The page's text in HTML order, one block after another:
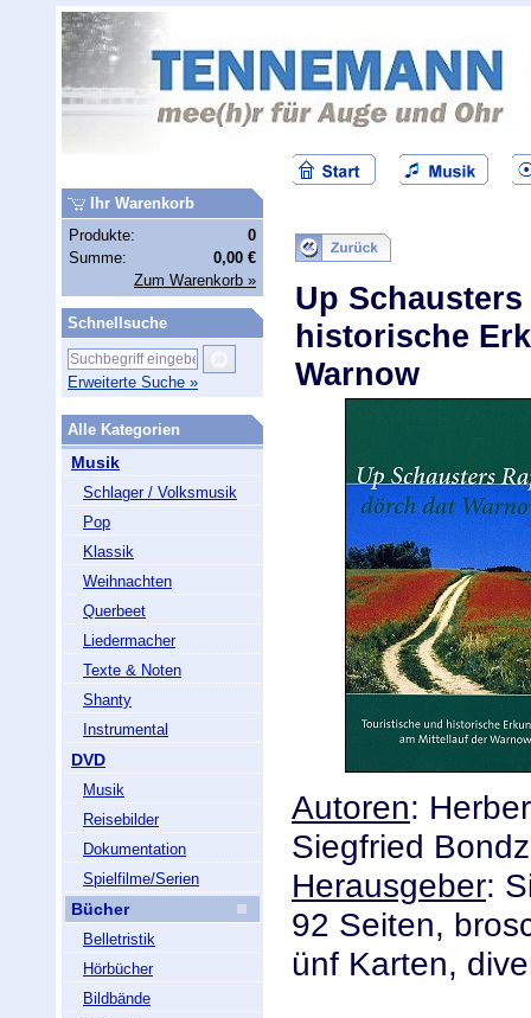
Ihr Warenkorb
Produkte:
0
Summe:
0,00 €
Zum Warenkorb »
Schnellsuche
Erweiterte Suche »
Alle Kategorien
Musik
Schlager / Volksmusik
Pop
Klassik
Weihnachten
Querbeet
Liedermacher
Texte & Noten
Shanty
Instrumental
DVD
Musik
Reisebilder
Dokumentation
Spielfilme/Serien
Bücher
Belletristik
Hörbücher
Bildbände
Up
historische
Warnow
Autoren:
Siegfried
Herausgeber:
92 Seiten,
ünf Karten,